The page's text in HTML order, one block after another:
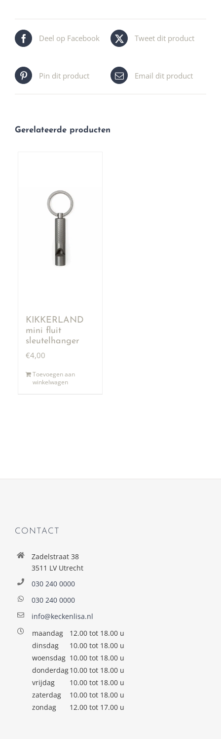
Deel op Facebook Tweet dit product
Pin dit product Email dit product
Gerelateerde producten
KIKKERLAND
mini fluit
sleutelhanger
€4,00
Toevoegen aan
winkelwagen
CONTACT
Zadelstraat 38
3511 LV Utrecht
030 240 0000
030 240 0000
info@keckenlisa.nl
maandag
12.00 tot 18.00 u
dinsdag
10.00 tot 18.00 u
woensdag 10.00 tot 18.00 u
donderdag10.00 tot 18.00 u
vrijdag
10.00 tot 18.00 u
zaterdag
10.00 tot 18.00 u
zondag
12.00 tot 17.00 u